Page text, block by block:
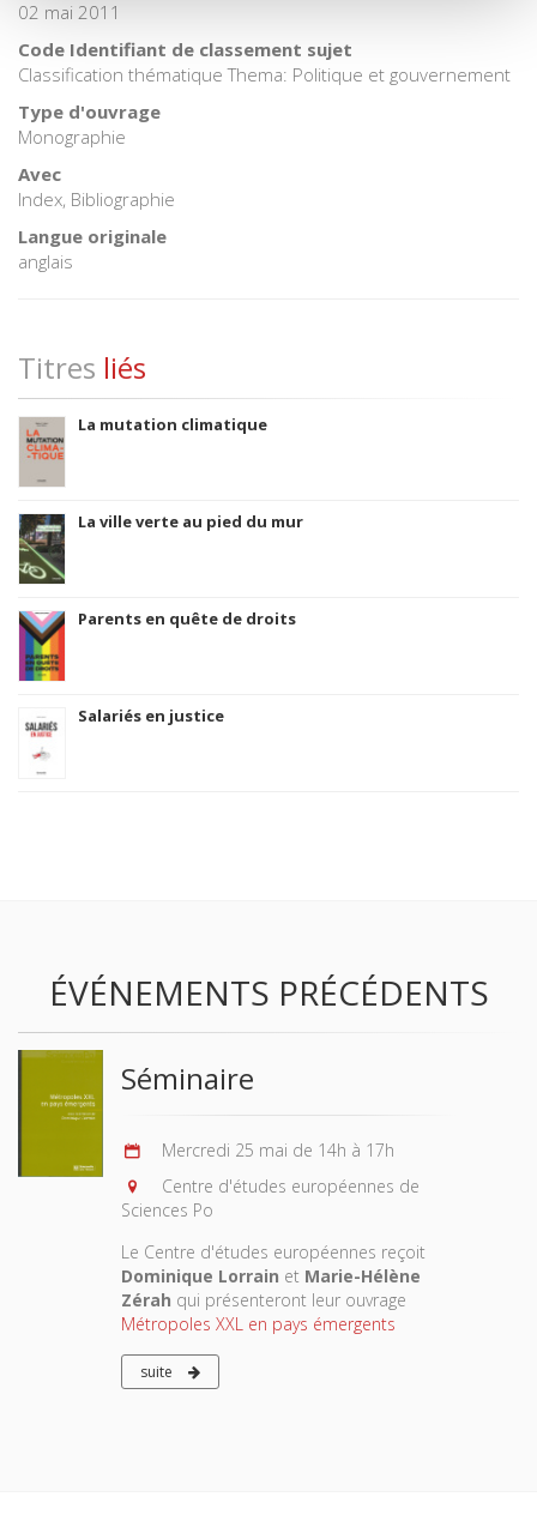
02 mai 2011
Code Identifiant de classement sujet
Classification thématique Thema: Politique et gouvernement
Type d'ouvrage
Monographie
Avec
Index, Bibliographie
Langue originale
anglais
Titres liés
La mutation climatique
La ville verte au pied du mur
Parents en quête de droits
Salariés en justice
ÉVÉNEMENTS PRÉCÉDENTS
Séminaire
Mercredi 25 mai de 14h à 17h
Centre d'études européennes de
Sciences Po
Le Centre d'études européennes reçoit
Dominique Lorrain et Marie-Hélène
Zérah qui présenteront leur ouvrage
Métropoles XXL en pays émergents
suite